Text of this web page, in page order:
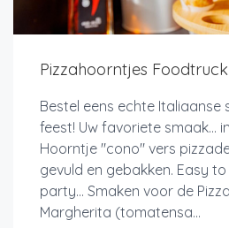
Pizzahoorntjes
Bestel eens echte
feest! Uw favoriete smaak...
Hoorntje "cono" vers
gevuld en gebakken. Easy
party... Smaken voor de
Margherita (tomatensa...